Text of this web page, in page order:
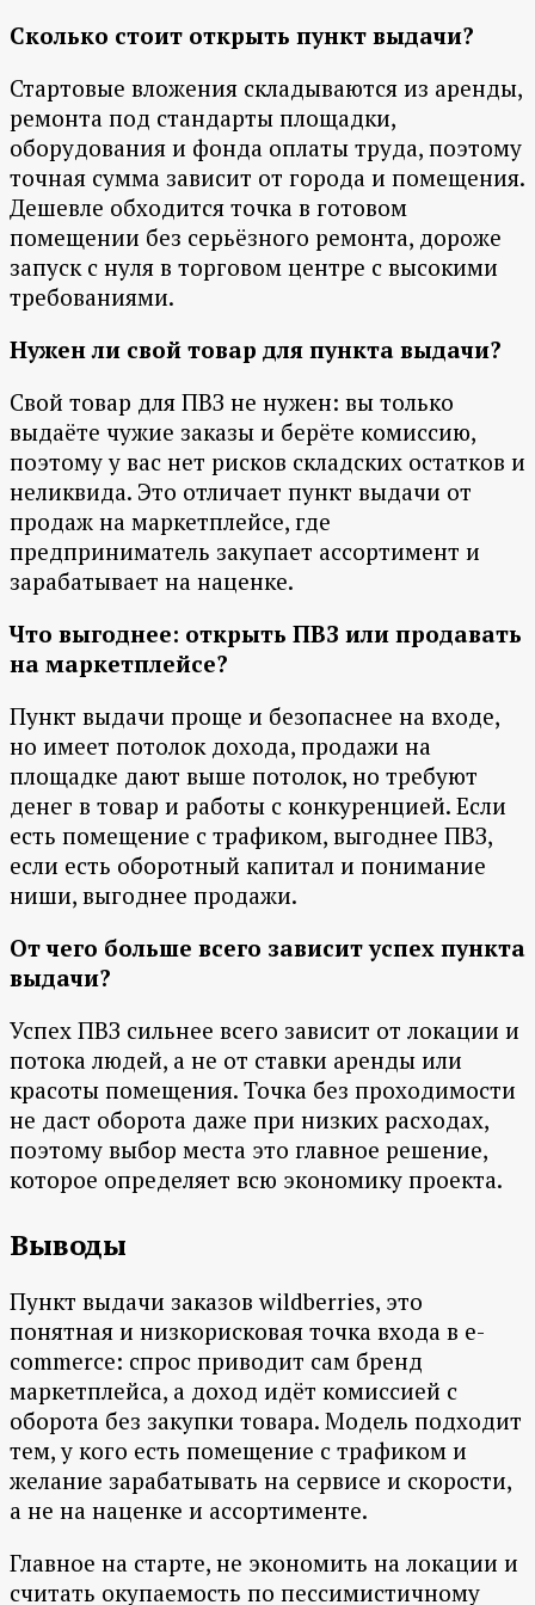
Сколько стоит открыть пункт выдачи?
Стартовые вложения складываются из аренды,
ремонта под стандарты площадки,
оборудования и фонда оплаты труда, поэтому
точная сумма зависит от города и помещения.
Дешевле обходится точка в готовом
помещении без серьёзного ремонта, дороже
запуск с нуля в торговом центре с высокими
требованиями.
Нужен ли свой товар для пункта выдачи?
Свой товар для ПВЗ не нужен: вы только
выдаёте чужие заказы и берёте комиссию,
поэтому у вас нет рисков складских остатков и
неликвида. Это отличает пункт выдачи от
продаж на маркетплейсе, где
предприниматель закупает ассортимент и
зарабатывает на наценке.
Что выгоднее: открыть ПВЗ или продавать
на маркетплейсе?
Пункт выдачи проще и безопаснее на входе,
но имеет потолок дохода, продажи на
площадке дают выше потолок, но требуют
денег в товар и работы с конкуренцией. Если
есть помещение с трафиком, выгоднее ПВЗ,
если есть оборотный капитал и понимание
ниши, выгоднее продажи.
От чего больше всего зависит успех пункта
выдачи?
Успех ПВЗ сильнее всего зависит от локации и
потока людей, а не от ставки аренды или
красоты помещения. Точка без проходимости
не даст оборота даже при низких расходах,
поэтому выбор места это главное решение,
которое определяет всю экономику проекта.
Выводы
Пункт выдачи заказов wildberries, это
понятная и низкорисковая точка входа в e-
commerce: спрос приводит сам бренд
маркетплейса, а доход идёт комиссией с
оборота без закупки товара. Модель подходит
тем, у кого есть помещение с трафиком и
желание зарабатывать на сервисе и скорости,
а не на наценке и ассортименте.
Главное на старте, не экономить на локации и
считать окупаемость по пессимистичному